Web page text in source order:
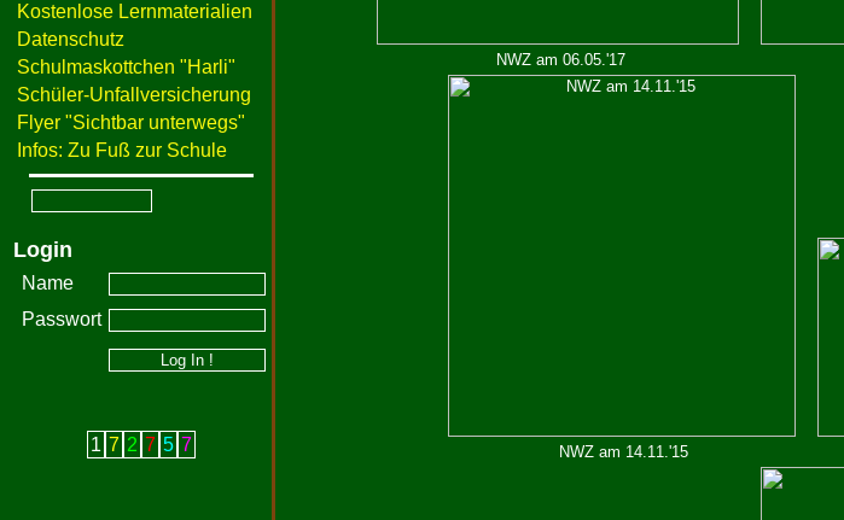
Kostenlose Lernmaterialien
Datenschutz
Schulmaskottchen "Harli"
Schüler-Unfallversicherung
Flyer "Sichtbar unterwegs"
Infos: Zu Fuß zur Schule
Login
Name
Passwort
1 7 2 7 5 7
NWZ am 06.05.'17
NWZ am 14.11.'15